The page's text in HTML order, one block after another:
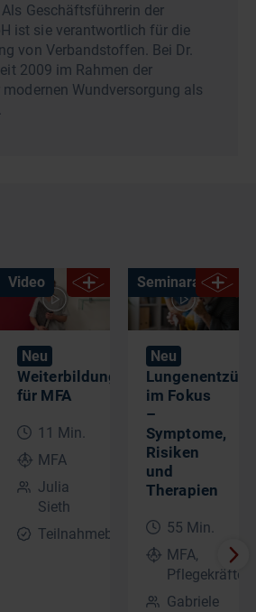
Geschäftsführerin der
ist sie verantwortlich für die
von Verbandstoffen. Bei Dr.
2009 im Rahmen der
Wundversorgung als
Neu
Weiterbildungsmöglichkeiten
für MFA
11 Min.
MFA
Julia
Sieth
Teilnahmebescheinigung
Video
Neu
im Fokus
–
Symptome,
Risiken
und
Therapien​
55 Min.
MFA,
Pflegekräfte
Gabriele